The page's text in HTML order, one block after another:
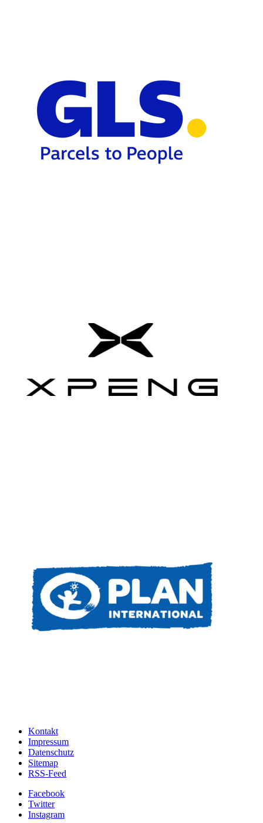
Kontakt
Impressum
Datenschutz
Sitemap
RSS-Feed
Facebook
Twitter
Instagram